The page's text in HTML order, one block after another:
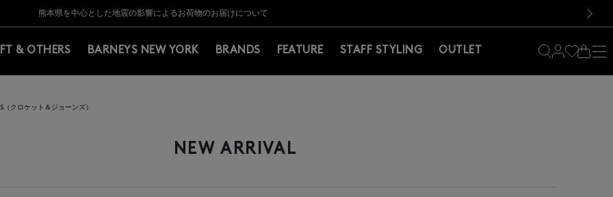
BARNEYS＞会員のお客様は11,000円（税込）以上のお買上げで常時送料無料！お買い物の際は会員登録を！
【夏季休業に伴う返品・交換承り一時停止のお知らせ】（2026.8.5）
熊本県を中心とした地震の影響によるお荷物のお届けについて
【開催中】SUMMER SALEのご案内・ご注意事項
BARNEYS＞会員のお客様は11,000円（税込）以上のお買上げで常時送料無料！お買い物の際は会員登録を！
【夏季休業に伴う返品・交換承り一時停止のお知らせ】（2026.8.5）
& OTHERS BARNEYS NEW YORK BRANDS FEATURE STAFF STYLING OUTLET
（クロケット＆ジョーンズ）
NEW ARRIVAL